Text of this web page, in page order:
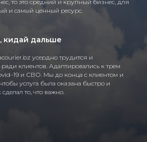
то это средний и крупный бизнес, для
и самый ценный ресурс.
кидай дальше
усердно трудится и
клиентов. Адаптировались к трем
и СВО. Мы до конца с клиентом и
услуга была оказана быстро и
то, что важно.